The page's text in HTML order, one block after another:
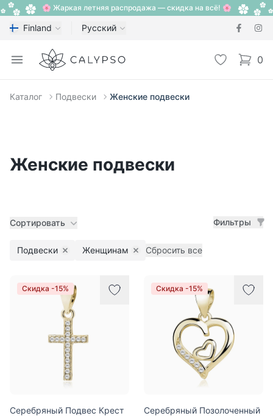
🌸 Жаркая летняя распродажа — скидка на всё! 🌸
Finland Русский
Open menu
Calypso Избранное
0
items
Каталог Подвески Женские подвески
Женские подвески
Сортировать Фильтры
Подвески Remove filter
Женщинам Remove filter
Сбросить все
Товары
Скидка -15%
Серебряный Подвес Крест
Скидка -15%
Серебряный Позолоченный